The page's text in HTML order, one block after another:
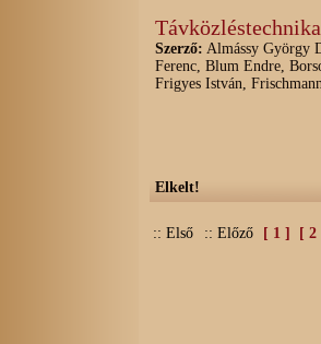
Szerző: Almássy György
Ferenc, Blum Endre,
Frigyes István,
Elkelt!
:: Első :: Előző [ 1 ] [